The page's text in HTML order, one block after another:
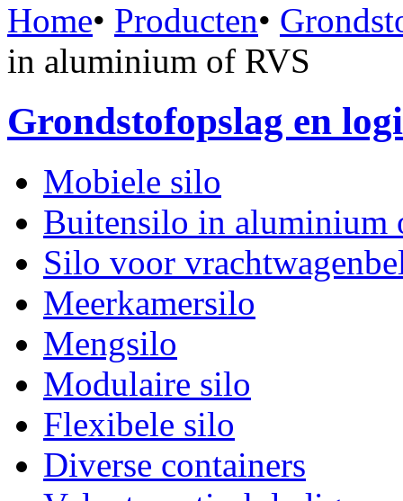
U bent hier
Home• Producten•
in aluminium of RVS
Grondstofopslag en
Mobiele silo
Buitensilo in aluminium
Silo voor
Meerkamersilo
Mengsilo
Modulaire silo
Flexibele silo
Diverse containers